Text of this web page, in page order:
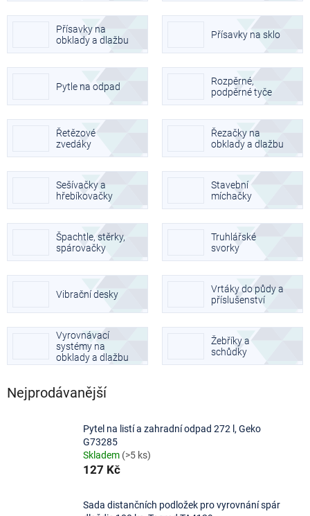
Přísavky na
obklady a dlažbu
Přísavky na sklo
Pytle na odpad
Rozpěrné,
podpěrné tyče
Řetězové
zvedáky
Řezačky na
obklady a dlažbu
Sešívačky a
hřebíkovačky
Stavební
míchačky
Špachtle, stěrky,
spárovačky
Truhlářské
svorky
Vibrační desky
Vrtáky do půdy a
příslušenství
Vyrovnávací
systémy na
obklady a dlažbu
Žebříky a
schůdky
Nejprodávanější
Pytel na listí a zahradní odpad 272 l, Geko
G73285
Skladem (>5 ks)
127 Kč
Sada distančních podložek pro vyrovnání spár